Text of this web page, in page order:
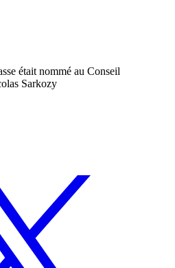
était nommé au Conseil
Sarkozy